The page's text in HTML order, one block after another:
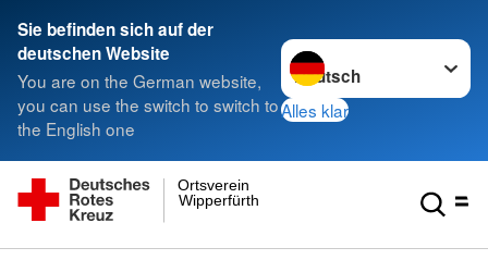
Sie befinden sich auf der
deutschen Website
You are on the German website,
you can use the switch to switch to
the English one
Sprache wechseln zu
Alles klar
Wipperfürth
Ortsverein